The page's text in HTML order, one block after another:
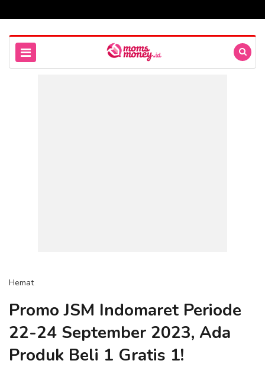
Hemat
Promo JSM Indomaret Periode
22-24 September 2023, Ada
Produk Beli 1 Gratis 1!